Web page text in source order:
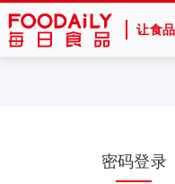
让食
密码登录